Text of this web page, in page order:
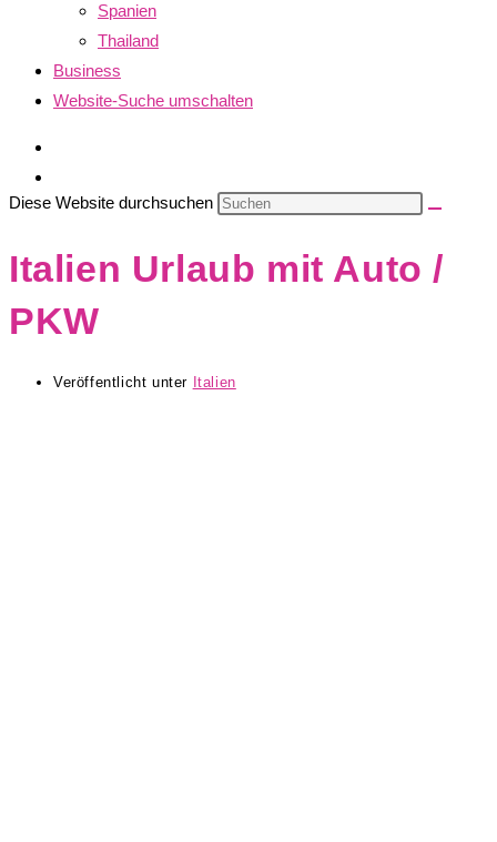
Spanien
Thailand
Business
Website-Suche umschalten
Diese Website durchsuchen
Italien Urlaub mit Auto /
PKW
Veröffentlicht unter Italien